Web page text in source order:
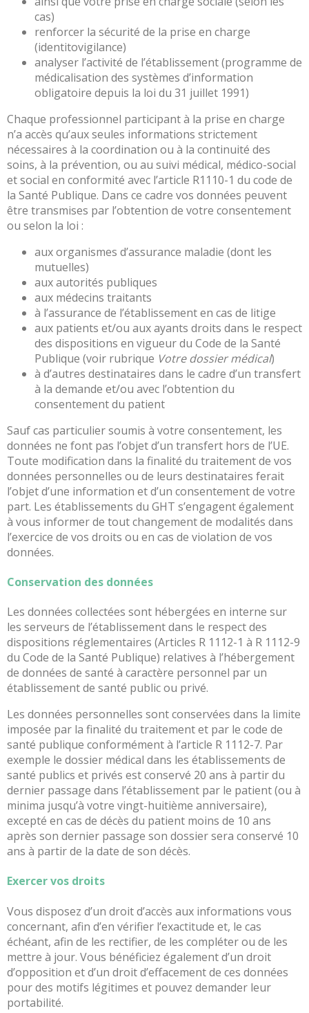
CH
Hors
murs
Education
Coordination
Hospitalière
de
Prélèvements
d’organes
et
de
(CHPOT)
Annuaire
des
médecins
Offre
soins
Autun,
Chalon,
Montceau
Je
suis
patient
Plan
et
Accès
Coronarographie
Je
rendez-
avec
Doctolib
Je
prépare
ma
venue
Mon
séjour
Je
viens
à
la
maternité
Je
viens
urgences
Mes
droits,
mes
devoirs
Mon
espace
santé
cas)
renforcer la sécurité de la prise en charge
(identitovigilance)
analyser l’activité de l’établissement (programme de
médicalisation des systèmes d’information
obligatoire depuis la loi du 31 juillet 1991)
Chaque professionnel participant à la prise en charge
n’a accès qu’aux seules informations strictement
nécessaires à la coordination ou à la continuité des
soins, à la prévention, ou au suivi médical, médico-social
et social en conformité avec l’article R1110-1 du code de
la Santé Publique. Dans ce cadre vos données peuvent
être transmises par l’obtention de votre consentement
ou selon la loi :
aux organismes d’assurance maladie (dont les
mutuelles)
aux autorités publiques
aux médecins traitants
à l’assurance de l’établissement en cas de litige
aux patients et/ou aux ayants droits dans le respect
des dispositions en vigueur du Code de la Santé
Publique (voir rubrique Votre dossier médical)
à d’autres destinataires dans le cadre d’un transfert
à la demande et/ou avec l’obtention du
consentement du patient
Sauf cas particulier soumis à votre consentement, les
données ne font pas l’objet d’un transfert hors de l’UE.
Toute modification dans la finalité du traitement de vos
données personnelles ou de leurs destinataires ferait
l’objet d’une information et d’un consentement de votre
part. Les établissements du GHT s’engagent également
à vous informer de tout changement de modalités dans
l’exercice de vos droits ou en cas de violation de vos
données.
Conservation des données
Les données collectées sont hébergées en interne sur
les serveurs de l’établissement dans le respect des
dispositions réglementaires (Articles R 1112-1 à R 1112-9
du Code de la Santé Publique) relatives à l’hébergement
de données de santé à caractère personnel par un
établissement de santé public ou privé.
Les données personnelles sont conservées dans la limite
imposée par la finalité du traitement et par le code de
santé publique conformément à l’article R 1112-7. Par
exemple le dossier médical dans les établissements de
santé publics et privés est conservé 20 ans à partir du
dernier passage dans l’établissement par le patient (ou à
minima jusqu’à votre vingt-huitième anniversaire),
excepté en cas de décès du patient moins de 10 ans
après son dernier passage son dossier sera conservé 10
ans à partir de la date de son décès.
Exercer vos droits
Vous disposez d’un droit d’accès aux informations vous
concernant, afin d’en vérifier l’exactitude et, le cas
échéant, afin de les rectifier, de les compléter ou de les
mettre à jour. Vous bénéficiez également d’un droit
d’opposition et d’un droit d’effacement de ces données
pour des motifs légitimes et pouvez demander leur
portabilité.